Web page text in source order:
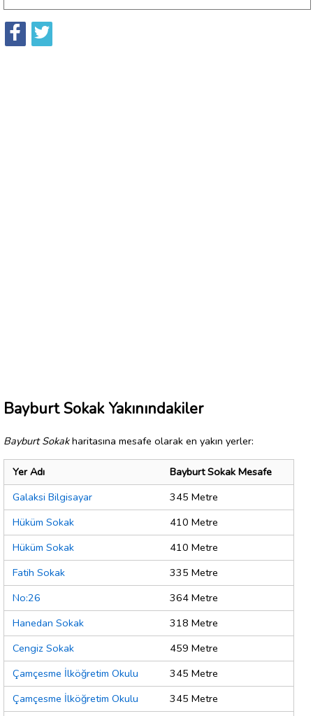
Bayburt Sokak Yakınındakiler
Bayburt Sokakharitasına mesafe olarak en yakın yerler:
Yer Adı
Bayburt Sokak Mesafe
Galaksi Bilgisayar
345 Metre
Hüküm Sokak
410 Metre
Hüküm Sokak
410 Metre
Fatih Sokak
335 Metre
No:26
364 Metre
Hanedan Sokak
318 Metre
Cengiz Sokak
459 Metre
Çamçesme İlköğretim Okulu
345 Metre
Çamçesme İlköğretim Okulu
345 Metre